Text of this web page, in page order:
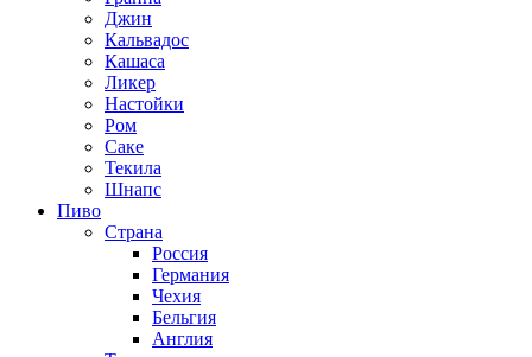
Джин
Кальвадос
Кашаса
Ликер
Настойки
Ром
Саке
Текила
Шнапс
Пиво
Страна
Россия
Германия
Чехия
Бельгия
Англия